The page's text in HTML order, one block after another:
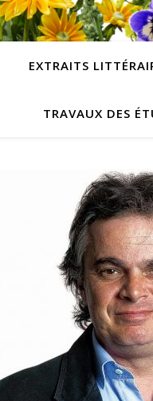
EXTRAITS
TRAVAUX DES